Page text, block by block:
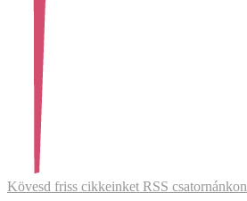
Kövesd friss cikkeinket RSS csatornánkon